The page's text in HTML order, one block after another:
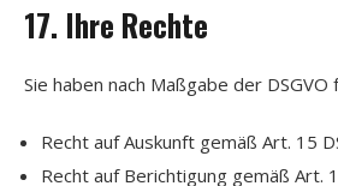
17. Ihre Rechte
Sie haben nach Maßgabe der
Recht auf Auskunft gemäß Art. 15
Recht auf Berichtigung gemäß Art.